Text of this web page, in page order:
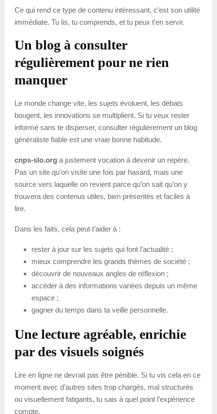
Ce qui rend ce type de contenu intéressant, c’est son utilité
immédiate. Tu lis, tu comprends, et tu peux t’en servir.
Un blog à consulter
régulièrement pour ne rien
manquer
Le monde change vite, les sujets évoluent, les débats
bougent, les innovations se multiplient. Si tu veux rester
informé sans te disperser, consulter régulièrement un blog
généraliste fiable est une vraie bonne habitude.
cnps-slo.org a justement vocation à devenir un repère.
Pas un site qu’on visite une fois par hasard, mais une
source vers laquelle on revient parce qu’on sait qu’on y
trouvera des contenus utiles, bien présentés et faciles à
lire.
Dans les faits, cela peut t’aider à :
rester à jour sur les sujets qui font l’actualité ;
mieux comprendre les grands thèmes de société ;
découvrir de nouveaux angles de réflexion ;
accéder à des informations variées depuis un même
espace ;
gagner du temps dans ta veille personnelle.
Une lecture agréable, enrichie
par des visuels soignés
Lire en ligne ne devrait pas être pénible. Si tu vis cela en ce
moment avec d’autres sites trop chargés, mal structurés
ou visuellement fatigants, tu sais à quel point l’expérience
compte.